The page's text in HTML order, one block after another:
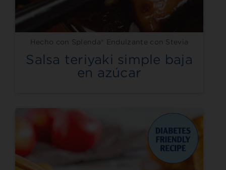
Hecho con Splenda® Endulzante con Stevia
Salsa teriyaki simple baja
en azúcar